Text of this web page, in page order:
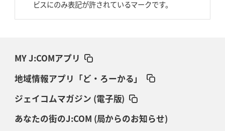
ビスにのみ表記が許されているマークです。
MY J:COMアプリ
地域情報アプリ「ど・ろーかる」
ジェイコムマガジン (電子版)
あなたの街のJ:COM (局からのお知らせ)